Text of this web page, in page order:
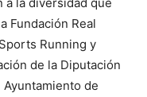
Fundación Real
Running y
de la Diputación
de